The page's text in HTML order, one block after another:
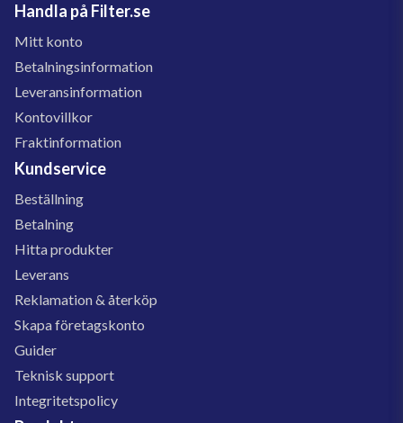
Handla på Filter.se
Mitt konto
Betalningsinformation
Leveransinformation
Kontovillkor
Fraktinformation
Kundservice
Beställning
Betalning
Hitta produkter
Leverans
Reklamation & återköp
Skapa företagskonto
Guider
Teknisk support
Integritetspolicy